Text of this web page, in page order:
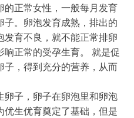
正常女性，一般每月发育
。卵泡发育成熟，排出的
育不良，就不能正常排卵
正常的受孕生育。 就是促
，得到充分的营养，从而
卵子，卵子在卵泡里和卵泡
生优育奠定了基础，但是